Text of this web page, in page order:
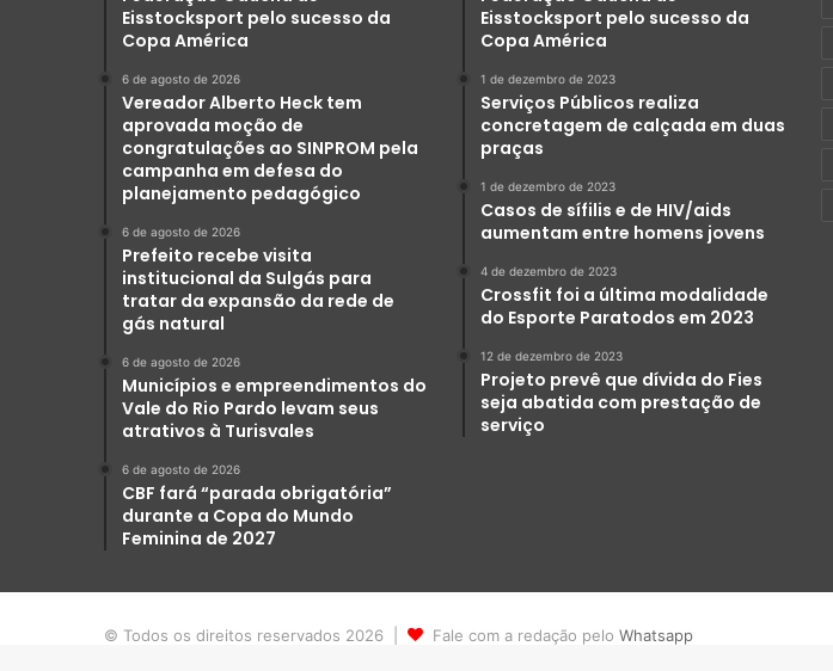
Eisstocksport pelo sucesso da
Copa América
6 de agosto de 2026
Vereador Alberto Heck tem
aprovada moção de
congratulações ao SINPROM pela
campanha em defesa do
planejamento pedagógico
6 de agosto de 2026
Prefeito recebe visita
institucional da Sulgás para
tratar da expansão da rede de
gás natural
6 de agosto de 2026
Municípios e empreendimentos do
Vale do Rio Pardo levam seus
atrativos à Turisvales
6 de agosto de 2026
CBF fará “parada obrigatória”
durante a Copa do Mundo
Feminina de 2027
Eisstocksport pelo sucesso da
Copa América
1 de dezembro de 2023
Serviços Públicos realiza
concretagem de calçada em duas
praças
1 de dezembro de 2023
Casos de sífilis e de HIV/aids
aumentam entre homens jovens
4 de dezembro de 2023
Crossfit foi a última modalidade
do Esporte Paratodos em 2023
12 de dezembro de 2023
Projeto prevê que dívida do Fies
seja abatida com prestação de
serviço
© Todos os direitos reservados 2026 | Fale com a redação pelo Whatsapp